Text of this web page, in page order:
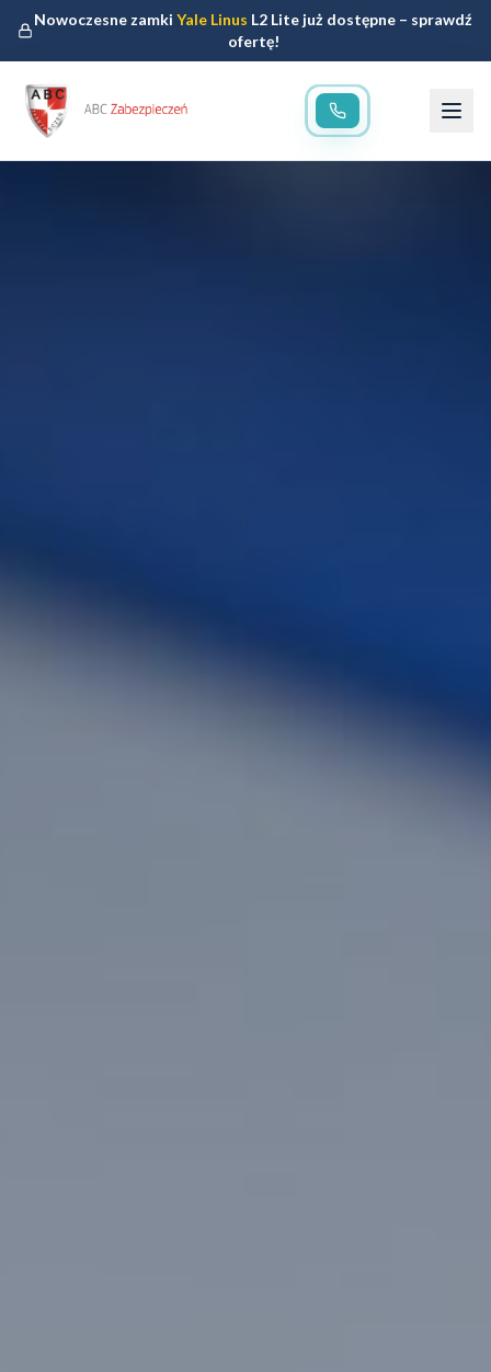
Nowoczesne zamkiYale Linus L2 Lite już dostępne – sprawdź
ofertę!